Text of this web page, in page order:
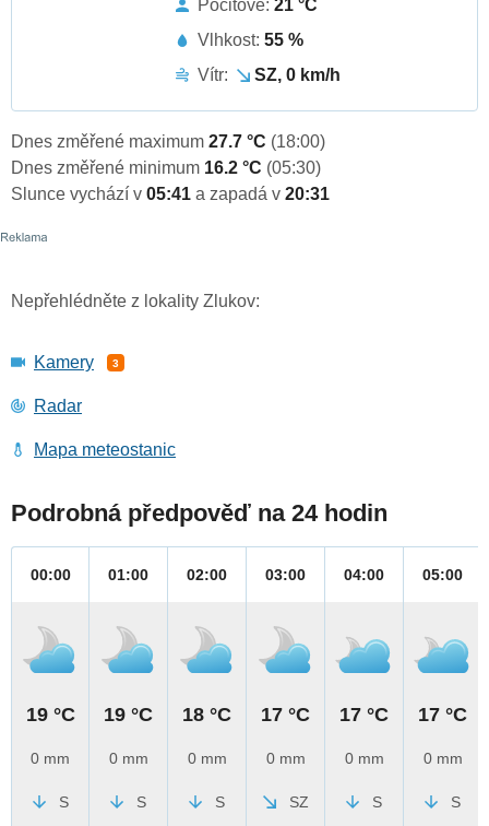
Pocitově: 21 °C
Vlhkost: 55 %
Vítr:
SZ, 0 km/h
Dnes změřené maximum 27.7 °C (18:00)
Dnes změřené minimum 16.2 °C (05:30)
Slunce vychází v 05:41 a zapadá v 20:31
Nepřehlédněte z lokality Zlukov:
Kamery 3
Radar
Mapa meteostanic
Podrobná předpověď na 24 hodin
00:00
19 °C
0 mm
S
01:00
19 °C
0 mm
S
02:00
18 °C
0 mm
S
03:00
17 °C
0 mm
SZ
04:00
17 °C
0 mm
S
05:00
17 °C
0 mm
S